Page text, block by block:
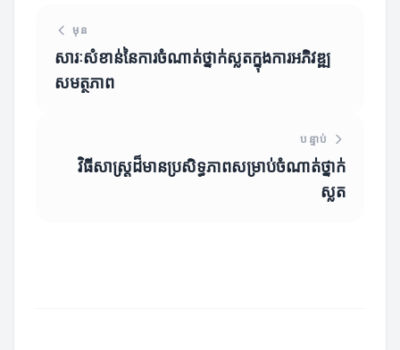
មុន
សារៈសំខាន់នៃការចំណាត់ថ្នាក់ស្លតក្នុងការអភិវឌ្ឍ
សមត្ថភាព
បន្ទាប់
វិធីសាស្ត្រដ៏មានប្រសិទ្ធភាពសម្រាប់ចំណាត់ថ្នាក់
ស្លត